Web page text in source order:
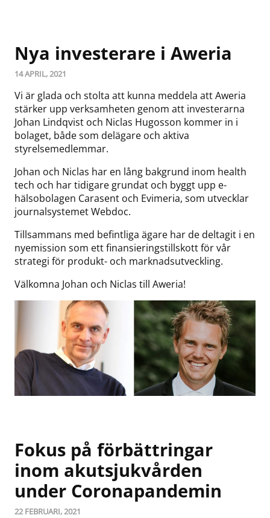
Nya investerare i Aweria
14 APRIL, 2021
Vi är glada och stolta att kunna meddela att Aweria
stärker upp verksamheten genom att investerarna
Johan Lindqvist och Niclas Hugosson kommer in i
bolaget, både som delägare och aktiva
styrelsemedlemmar.
Johan och Niclas har en lång bakgrund inom health
tech och har tidigare grundat och byggt upp e-
hälsobolagen Carasent och Evimeria, som utvecklar
journalsystemet Webdoc.
Tillsammans med befintliga ägare har de deltagit i en
nyemission som ett finansieringstillskott för vår
strategi för produkt- och marknadsutveckling.
Välkomna Johan och Niclas till Aweria!
Fokus på förbättringar
inom akutsjukvården
under Coronapandemin
22 FEBRUARI, 2021